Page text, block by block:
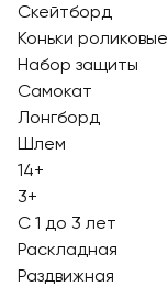
Скейтборд
Коньки роликовые
Набор защиты
Самокат
Лонгборд
Шлем
14+
3+
С 1 до 3 лет
Раскладная
Раздвижная